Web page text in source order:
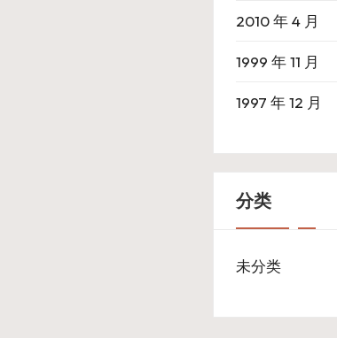
2010 年 4 月
1999 年 11 月
1997 年 12 月
分类
未分类